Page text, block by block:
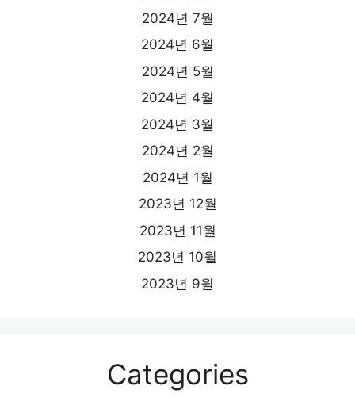
2024년 7월
2024년 6월
2024년 5월
2024년 4월
2024년 3월
2024년 2월
2024년 1월
2023년 12월
2023년 11월
2023년 10월
2023년 9월
Categories